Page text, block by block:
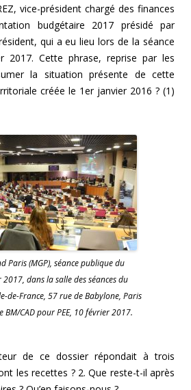
vice-président chargé des finances
budgétaire 2017 présidé par
qui a eu lieu lors de la séance
2017. Cette phrase, reprise par les
la situation présente de cette
créée le 1er janvier 2016 ? (1)
Paris (MGP), séance publique du
dans la salle des séances du
de-France, 57 rue de Babylone, Paris
CAD pour PEE, 10 février 2017.
de ce dossier répondait à trois
les recettes ? 2. Que reste-t-il après